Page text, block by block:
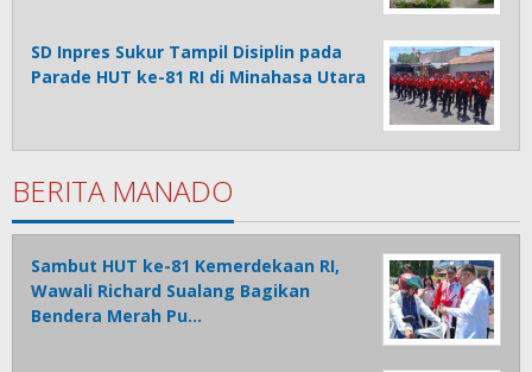
SD Inpres Sukur Tampil Disiplin pada
Parade HUT ke-81 RI di Minahasa Utara
BERITA MANADO
Sambut HUT ke-81 Kemerdekaan RI,
Wawali Richard Sualang Bagikan
Bendera Merah Pu…